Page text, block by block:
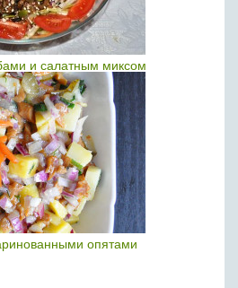
и салатным миксом
опятами